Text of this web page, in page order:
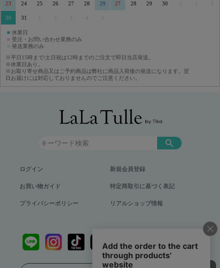
23 24 25 26 27 28 29
30 31 3 5
27 28 29 30 3
■ 休業日
■ 受注・お問い合わせ業務のみ
■ 発送業務のみ
※平日15時まで/土日祝は12時までのご注文で即日当店発送。
※休業日あり。
※お取り寄せ商品又はご予約商品は弊社に商品入荷後の発送になります。翌
日お届けには対応しておりませんのでご注意ください。
ログイン 新規会員登録
お買い物ガイド 特定商取引に基づく表記
プライバシーポリシー リアルショップ情報